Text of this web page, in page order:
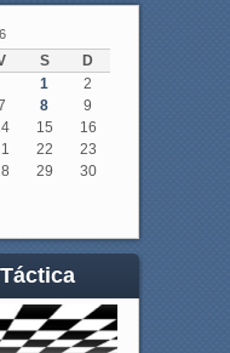
S
D
1
2
8
9
15
16
22
23
29
30